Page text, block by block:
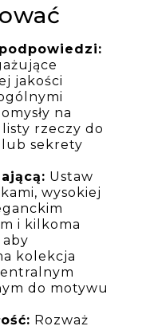
jakości
na
rzeczy do
lub sekrety
Ustaw
wysokiej
i kilkoma
kolekcja
do motywu
Rozważ